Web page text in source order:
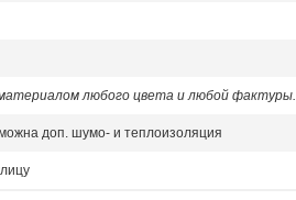
любого цвета и любой фактуры.
доп. шумо- и теплоизоляция